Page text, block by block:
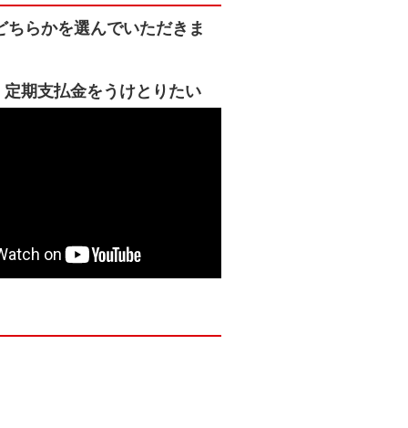
らかを選んでいただきま
定期支払金をうけとりたい